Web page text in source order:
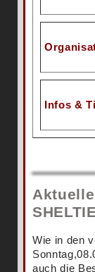
Infos &
Wie in den
auch die